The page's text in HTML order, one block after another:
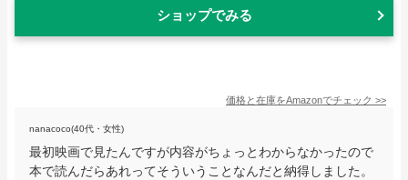
ショップでみる
価格と在庫をAmazonでチェック >>
nanacoco(40代・女性)
最初映画で見たんですが内容がちょっとわからなかったので
本で読んだらあれってそういうことなんだと納得しました。